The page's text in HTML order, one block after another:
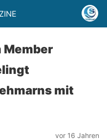
Member
mit
vor 16 Jahren